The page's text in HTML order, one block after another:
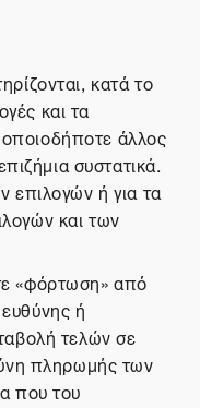
κατά το
και τα
άλλος
συστατικά.
επιλογών ή για τα
και των
«φόρτωση» από
ή
τελών σε
πληρωμής των
που του